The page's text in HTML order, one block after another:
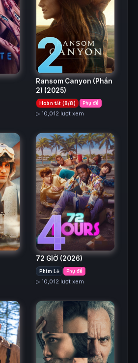
2
Ransom Canyon (Phần
2) (2025)
Hoàn tất (8/8) Phụ đề
▷ 10,012 lượt xem
4
72 GIỜ (2026)
Phim Lẻ Phụ đề
▷ 10,012 lượt xem